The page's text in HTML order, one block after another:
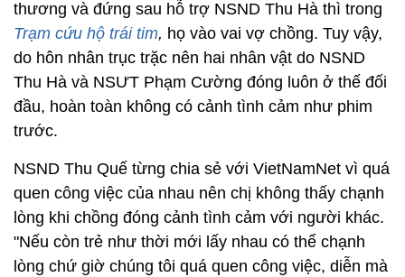
thương và đứng sau hỗ trợ NSND Thu Hà thì trong
Trạm cứu hộ trái tim, họ vào vai vợ chồng. Tuy vậy,
do hôn nhân trục trặc nên hai nhân vật do NSND
Thu Hà và NSƯT Phạm Cường đóng luôn ở thế đối
đầu, hoàn toàn không có cảnh tình cảm như phim
trước.
NSND Thu Quế từng chia sẻ với VietNamNet vì quá
quen công việc của nhau nên chị không thấy chạnh
lòng khi chồng đóng cảnh tình cảm với người khác.
"Nếu còn trẻ như thời mới lấy nhau có thể chạnh
lòng chứ giờ chúng tôi quá quen công việc, diễn mà